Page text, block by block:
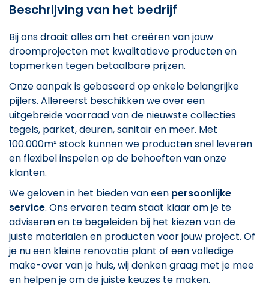
Beschrijving van het bedrijf
Bij ons draait alles om het creëren van jouw
droomprojecten met kwalitatieve producten en
topmerken tegen betaalbare prijzen.
Onze aanpak is gebaseerd op enkele belangrijke
pijlers. Allereerst beschikken we over een
uitgebreide voorraad van de nieuwste collecties
tegels, parket, deuren, sanitair en meer. Met
100.000m² stock kunnen we producten snel leveren
en flexibel inspelen op de behoeften van onze
klanten.
We geloven in het bieden van een persoonlijke
service. Ons ervaren team staat klaar om je te
adviseren en te begeleiden bij het kiezen van de
juiste materialen en producten voor jouw project. Of
je nu een kleine renovatie plant of een volledige
make-over van je huis, wij denken graag met je mee
en helpen je om de juiste keuzes te maken.